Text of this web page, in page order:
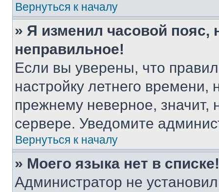
Вернуться к началу
» Я изменил часовой пояс,
неправильное!
Если вы уверены, что
настройку летнего
прежнему неверное, значит,
сервере. Уведомите
Вернуться к началу
» Моего языка нет в списке!
Администратор не